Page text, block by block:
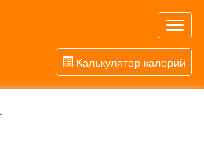
Калькулятор калорий